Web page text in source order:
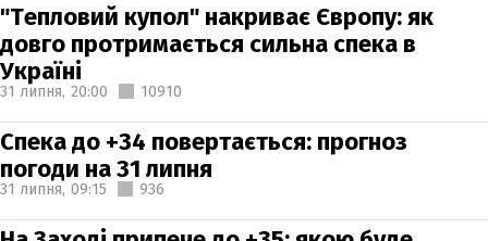
"Тепловий купол" накриває Європу: як
довго протримається сильна спека в
Україні
31 липня, 20:00 10910
Спека до +34 повертається: прогноз
погоди на 31 липня
31 липня, 09:15 936